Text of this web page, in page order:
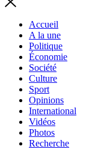
Accueil
A la une
Politique
Économie
Société
Culture
Sport
Opinions
International
Vidéos
Photos
Recherche